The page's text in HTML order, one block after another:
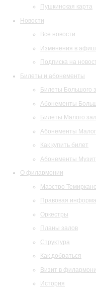
Пушкинская карта
Новости
Все новости
Изменения в
Подписка на
Билеты и абонементы
Билеты Большого
Абонементы
Билеты Малого
Абонементы
Как купить билет
Абонементы
О филармонии
Маэстро
Правовая
Оркестры
Планы залов
Структура
Как добраться
Визит в
История